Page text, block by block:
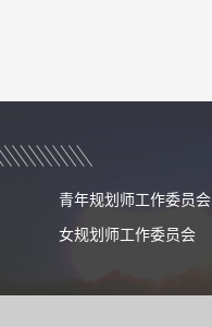
青年规划师工作委员会
女规划师工作委员会